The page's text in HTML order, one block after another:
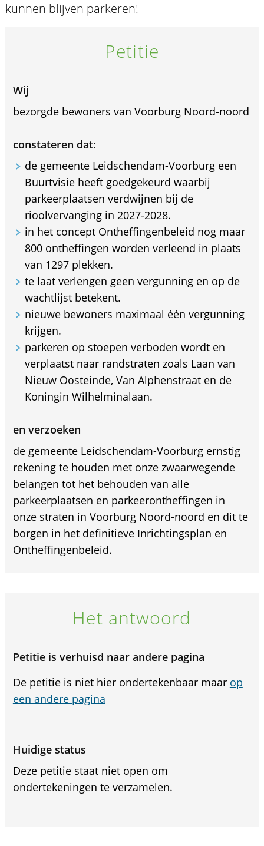
kunnen blijven parkeren!
Petitie
Wij
bezorgde bewoners van Voorburg Noord-noord
constateren dat:
de gemeente Leidschendam-Voorburg een
Buurtvisie heeft goedgekeurd waarbij
parkeerplaatsen verdwijnen bij de
rioolvervanging in 2027-2028.
in het concept Ontheffingenbeleid nog maar
800 ontheffingen worden verleend in plaats
van 1297 plekken.
te laat verlengen geen vergunning en op de
wachtlijst betekent.
nieuwe bewoners maximaal één vergunning
krijgen.
parkeren op stoepen verboden wordt en
verplaatst naar randstraten zoals Laan van
Nieuw Oosteinde, Van Alphenstraat en de
Koningin Wilhelminalaan.
en verzoeken
de gemeente Leidschendam-Voorburg ernstig
rekening te houden met onze zwaarwegende
belangen tot het behouden van alle
parkeerplaatsen en parkeerontheffingen in
onze straten in Voorburg Noord-noord en dit te
borgen in het definitieve Inrichtingsplan en
Ontheffingenbeleid.
Het antwoord
Petitie is verhuisd naar andere pagina
De petitie is niet hier ondertekenbaar maar op
een andere pagina
Huidige status
Deze petitie staat niet open om
ondertekeningen te verzamelen.